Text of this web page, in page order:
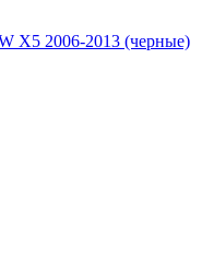
X5 2006-2013 (черные)